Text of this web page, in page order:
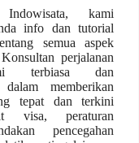
kami
info dan tutorial
semua aspek
perjalanan
terbiasa dan
dalam memberikan
tepat dan terkini
visa, peraturan
pencegahan